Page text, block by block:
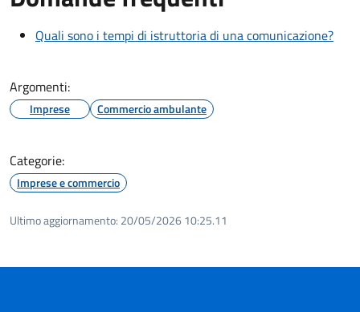
Quali sono i tempi di istruttoria di una comunicazione?
Argomenti:
Imprese Commercio ambulante
Categorie:
Imprese e commercio
Ultimo aggiornamento: 20/05/2026 10:25.11